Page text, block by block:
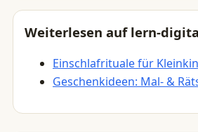
Weiterlesen auf lern-
Einschlafrituale für
Geschenkideen: Mal- &